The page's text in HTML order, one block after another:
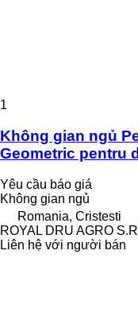
1
Không gian ngủ
Geometric pentru
Yêu cầu báo giá
Không gian ngủ
Romania, Cristesti
ROYAL DRU AGRO
Liên hệ với người bán